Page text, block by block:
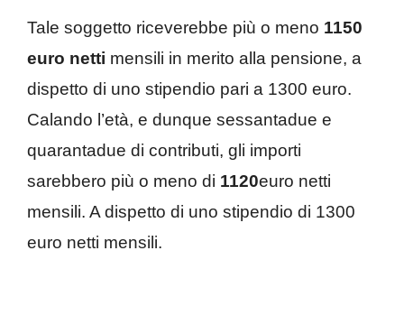
Tale soggetto riceverebbe più o meno 1150
euro netti mensili in merito alla pensione, a
dispetto di uno stipendio pari a 1300 euro.
Calando l’età, e dunque sessantadue e
quarantadue di contributi, gli importi
sarebbero più o meno di 1120euro netti
mensili. A dispetto di uno stipendio di 1300
euro netti mensili.